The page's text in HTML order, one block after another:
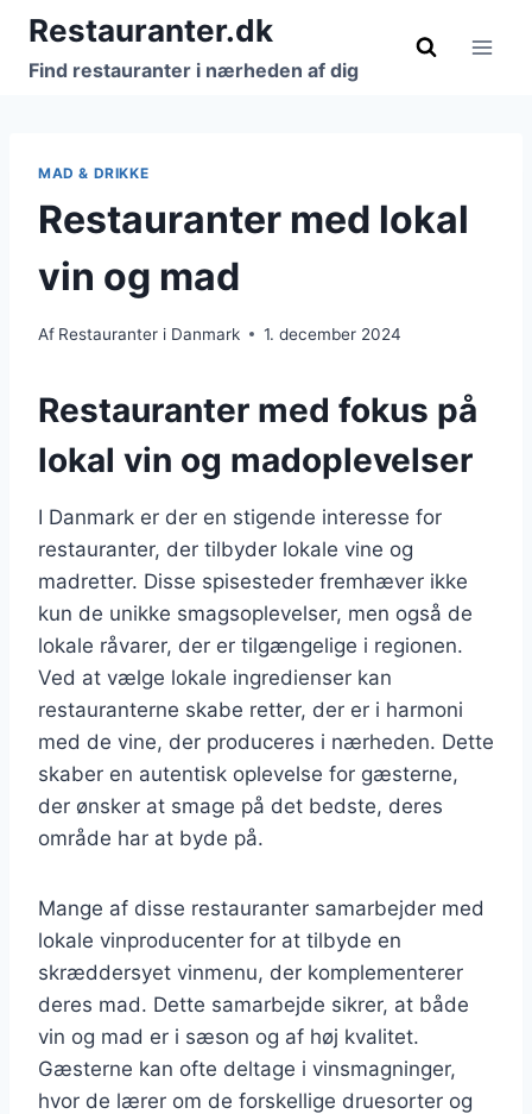
Fortsæt
indhold
Restauranter.dk
Find restauranter i nærheden af dig
MAD & DRIKKE
Restauranter med lokal
vin og mad
Af Restauranter i Danmark 1. december 2024
Restauranter med fokus på
lokal vin og madoplevelser
I Danmark er der en stigende interesse for
restauranter, der tilbyder lokale vine og
madretter. Disse spisesteder fremhæver ikke
kun de unikke smagsoplevelser, men også de
lokale råvarer, der er tilgængelige i regionen.
Ved at vælge lokale ingredienser kan
restauranterne skabe retter, der er i harmoni
med de vine, der produceres i nærheden. Dette
skaber en autentisk oplevelse for gæsterne,
der ønsker at smage på det bedste, deres
område har at byde på.
Mange af disse restauranter samarbejder med
lokale vinproducenter for at tilbyde en
skræddersyet vinmenu, der komplementerer
deres mad. Dette samarbejde sikrer, at både
vin og mad er i sæson og af høj kvalitet.
Gæsterne kan ofte deltage i vinsmagninger,
hvor de lærer om de forskellige druesorter og